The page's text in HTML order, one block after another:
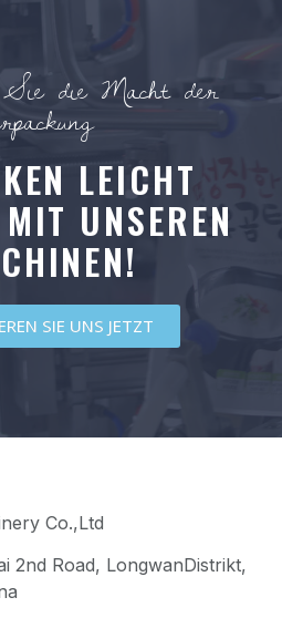
die Macht der
LEICHT
UNSEREN
SIE UNS JETZT
Co.,Ltd
2nd Road, LongwanDistrikt,